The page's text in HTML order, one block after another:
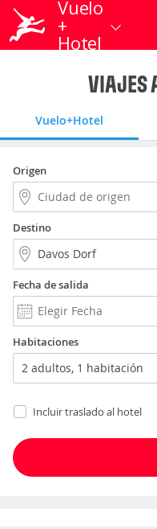
Vuelo
+
Hotel
VIAJES
Vuelo+Hotel
Origen
Destino
Fecha de salida
Habitaciones
Incluir traslado al hotel